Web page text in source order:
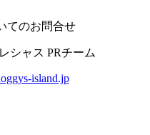
てのお問合せ
シャス PRチーム
island.jp